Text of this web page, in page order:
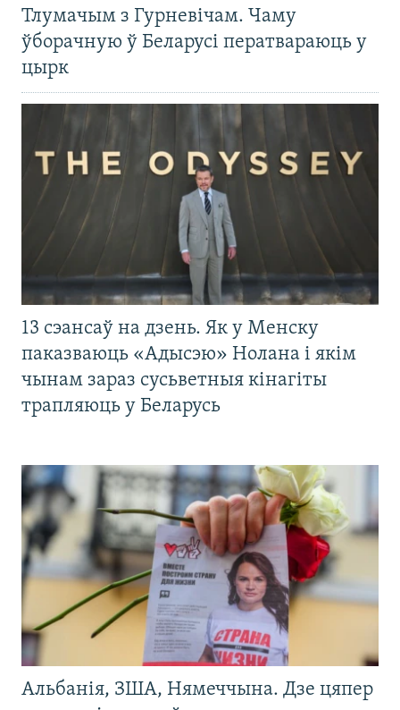
Тлумачым з Гурневічам. Чаму
ўборачную ў Беларусі ператвараюць у
цырк
13 сэансаў на дзень. Як у Менску
паказваюць «Адысэю» Нолана і якім
чынам зараз сусьветныя кінагіты
трапляюць у Беларусь
Альбанія, ЗША, Нямеччына. Дзе цяпер